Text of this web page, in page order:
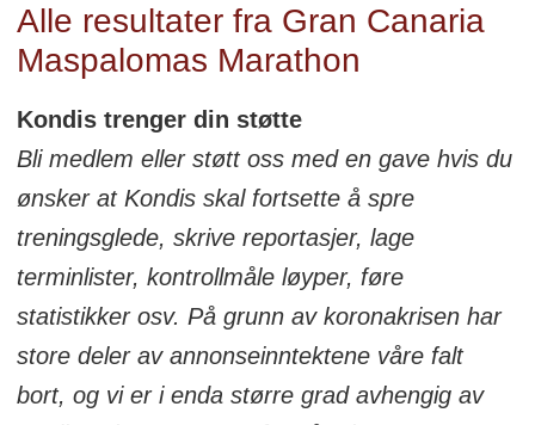
Alle resultater fra Gran Canaria
Maspalomas Marathon
Kondis trenger din støtte
Bli medlem eller støtt oss med en gave hvis du
ønsker at Kondis skal fortsette å spre
treningsglede, skrive reportasjer, lage
terminlister, kontrollmåle løyper, føre
statistikker osv. På grunn av koronakrisen har
store deler av annonseinntektene våre falt
bort, og vi er i enda større grad avhengig av